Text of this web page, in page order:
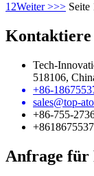
1 2Weiter >>> Seite
Kontaktiere
Tech-
518106,
+86-
sales@top-
+86-755-
Anfrage für